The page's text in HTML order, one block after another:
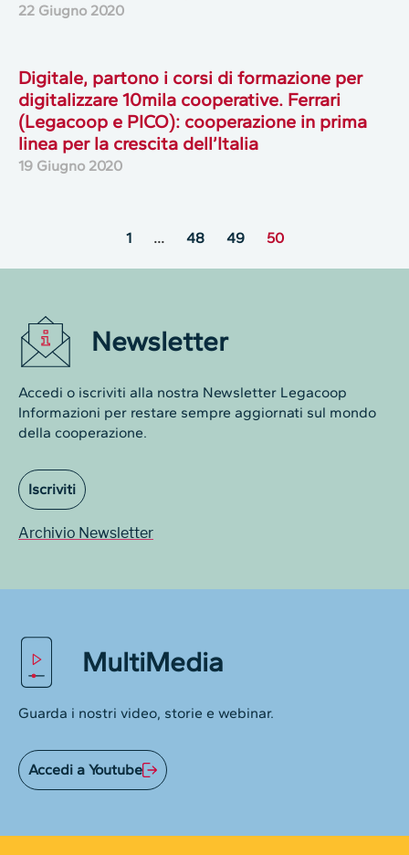
22 Giugno 2020
Digitale, partono i corsi di formazione per
digitalizzare 10mila cooperative. Ferrari
(Legacoop e PICO): cooperazione in prima
linea per la crescita dell’Italia
19 Giugno 2020
1 … 48 49 50
Newsletter
Accedi o iscriviti alla nostra Newsletter Legacoop
Informazioni per restare sempre aggiornati sul mondo
della cooperazione.
Iscriviti
Archivio Newsletter
MultiMedia
Guarda i nostri video, storie e webinar.
Accedi a Youtube